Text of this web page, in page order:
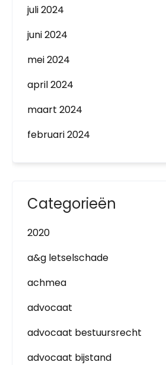
juli 2024
juni 2024
mei 2024
april 2024
maart 2024
februari 2024
Categorieën
2020
a&g letselschade
achmea
advocaat
advocaat bestuursrecht
advocaat bijstand